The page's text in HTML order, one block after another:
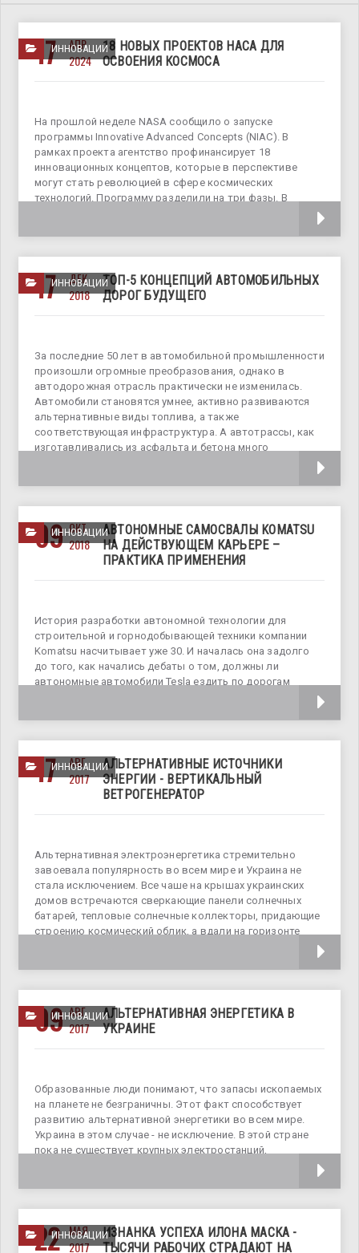
ИННОВАЦИИ
17
АПР
2024
18 НОВЫХ ПРОЕКТОВ НАСА ДЛЯ
ОСВОЕНИЯ КОСМОСА
На прошлой неделе NASA сообщило о запуске
программы Innovative Advanced Concepts (NIAC). В
рамках проекта агентство профинансирует 18
инновационных концептов, которые в перспективе
могут стать революцией в сфере космических
технологий. Программу разделили на три фазы. В
ИННОВАЦИИ
17
ДЕК
2018
ТОП-5 КОНЦЕПЦИЙ АВТОМОБИЛЬНЫХ
ДОРОГ БУДУЩЕГО
За последние 50 лет в автомобильной промышленности
произошли огромные преобразования, однако в
автодорожная отрасль практически не изменилась.
Автомобили становятся умнее, активно развиваются
альтернативные виды топлива, а также
соответствующая инфраструктура. А автотрассы, как
изготавливались из асфальта и бетона много
ИННОВАЦИИ
09 ОКТ
2018
АВТОНОМНЫЕ САМОСВАЛЫ KOMATSU
НА ДЕЙСТВУЮЩЕМ КАРЬЕРЕ –
ПРАКТИКА ПРИМЕНЕНИЯ
История разработки автономной технологии для
строительной и горнодобывающей техники компании
Komatsu насчитывает уже 30. И началась она задолго
до того, как начались дебаты о том, должны ли
автономные автомобили Tesla ездить по дорогам
общего пользования или безопасно ли, чтобы водители
ИННОВАЦИИ
17
АВГ
2017
АЛЬТЕРНАТИВНЫЕ ИСТОЧНИКИ
ЭНЕРГИИ - ВЕРТИКАЛЬНЫЙ
ВЕТРОГЕНЕРАТОР
Альтернативная электроэнергетика стремительно
завоевала популярность во всем мире и Украина не
стала исключением. Все чаше на крышах украинских
домов встречаются сверкающие панели солнечных
батарей, тепловые солнечные коллекторы, придающие
строению космический облик, а вдали на горизонте
ИННОВАЦИИ
09 АВГ
2017
АЛЬТЕРНАТИВНАЯ ЭНЕРГЕТИКА В
УКРАИНЕ
Образованные люди понимают, что запасы ископаемых
на планете не безграничны. Этот факт способствует
развитию альтернативной энергетики во всем мире.
Украина в этом случае - не исключение. В этой стране
пока не существует крупных электростанций,
работающих на альтернативных источниках энергии, но
ИННОВАЦИИ
22 МАЯ
2017
ИЗНАНКА УСПЕХА ИЛОНА МАСКА -
ТЫСЯЧИ РАБОЧИХ СТРАДАЮТ НА